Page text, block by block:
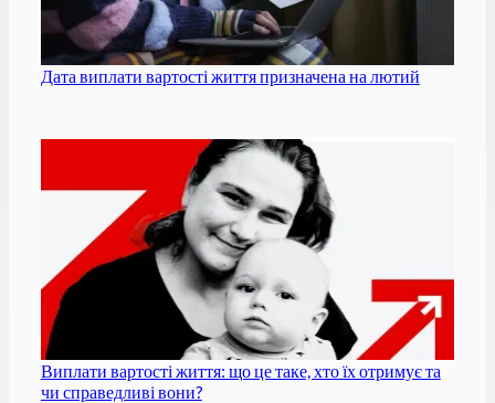
Дата виплати вартості життя призначена на лютий
Виплати вартості життя: що це таке, хто їх отримує та
чи справедливі вони?